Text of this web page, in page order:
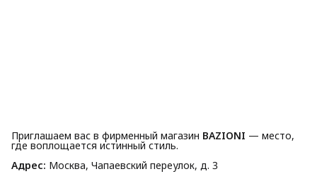
Приглашаем вас в фирменный магазин BAZIONI — место,
где воплощается истинный стиль.
Адрес: Москва, Чапаевский переулок, д. 3